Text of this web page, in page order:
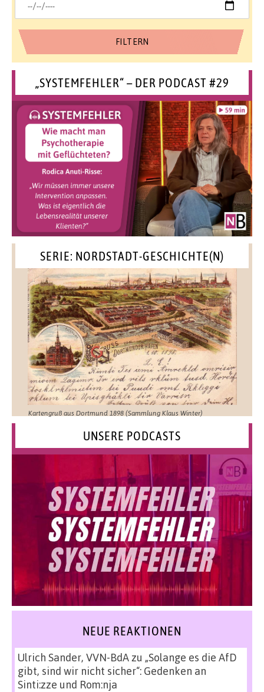
„SYSTEMFEHLER“ – DER PODCAST #29
SERIE: NORDSTADT-GESCHICHTE(N)
Kartengruß aus Dortmund 1898 (Sammlung Klaus Winter)
UNSERE PODCASTS
NEUE REAKTIONEN
Ulrich Sander, VVN-BdAzu „Solange es die AfD
gibt, sind wir nicht sicher“: Gedenken an
Sinti:zze und Rom:nja